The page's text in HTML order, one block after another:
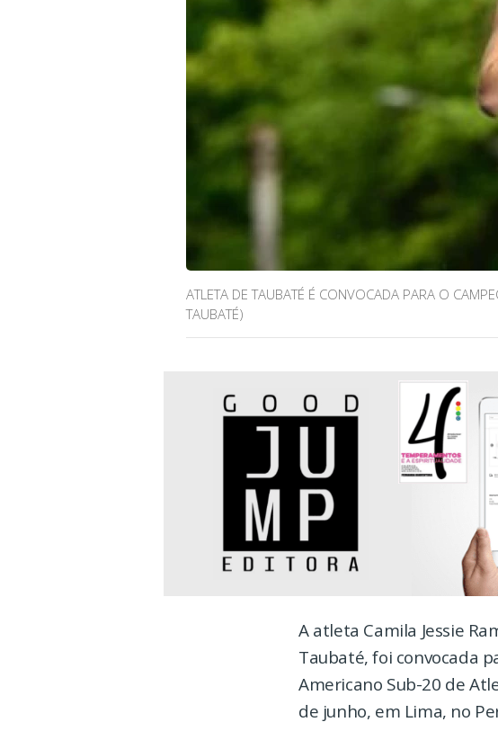
ATLETA DE TAUBATÉ É CONVOCADA PARA O
TAUBATÉ)
A atleta Camila Jessie
Taubaté, foi convocada
Americano Sub-20 de
de junho, em Lima, no